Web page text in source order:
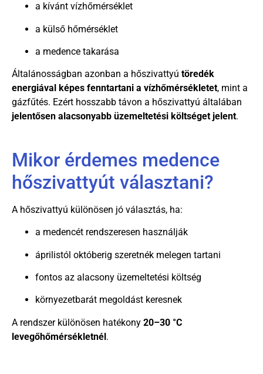
a kívánt vízhőmérséklet
a külső hőmérséklet
a medence takarása
Általánosságban azonban a hőszivattyú töredék
energiával képes fenntartani a vízhőmérsékletet, mint a
gázfűtés. Ezért hosszabb távon a hőszivattyú általában
jelentősen alacsonyabb üzemeltetési költséget jelent.
Mikor érdemes medence
hőszivattyút választani?
A hőszivattyú különösen jó választás, ha:
a medencét rendszeresen használják
áprilistól októberig szeretnék melegen tartani
fontos az alacsony üzemeltetési költség
környezetbarát megoldást keresnek
A rendszer különösen hatékony 20–30 °C
levegőhőmérsékletnél.